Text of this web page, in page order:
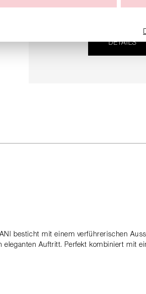
ABNEHMBAREM
DETAILS
besticht mit einem verführerischen
eleganten Auftritt. Perfekt kombiniert mit